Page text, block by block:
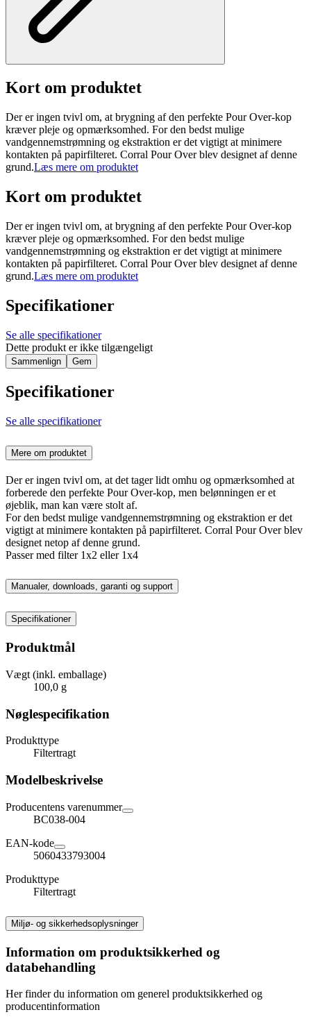
Kort om produktet
Der er ingen tvivl om, at brygning af den perfekte Pour Over-kop
kræver pleje og opmærksomhed. For den bedst mulige
vandgennemstrømning og ekstraktion er det vigtigt at minimere
kontakten på papirfilteret. Corral Pour Over blev designet af denne
grund.Læs mere om produktet
Kort om produktet
Der er ingen tvivl om, at brygning af den perfekte Pour Over-kop
kræver pleje og opmærksomhed. For den bedst mulige
vandgennemstrømning og ekstraktion er det vigtigt at minimere
kontakten på papirfilteret. Corral Pour Over blev designet af denne
grund.Læs mere om produktet
Specifikationer
Se alle specifikationer
Dette produkt er ikke tilgængeligt
Sammenlign Gem
Specifikationer
Se alle specifikationer
Mere om produktet
Der er ingen tvivl om, at det tager lidt omhu og opmærksomhed at
forberede den perfekte Pour Over-kop, men belønningen er et
øjeblik, man kan være stolt af.
For den bedst mulige vandgennemstrømning og ekstraktion er det
vigtigt at minimere kontakten på papirfilteret. Corral Pour Over blev
designet netop af denne grund.
Passer med filter 1x2 eller 1x4
Manualer, downloads, garanti og support
Specifikationer
Produktmål
Vægt (inkl. emballage)
100,0 g
Nøglespecifikation
Produkttype
Filtertragt
Modelbeskrivelse
Producentens varenummer
BC038-004
EAN-kode
5060433793004
Produkttype
Filtertragt
Miljø- og sikkerhedsoplysninger
Information om produktsikkerhed og
databehandling
Her finder du information om generel produktsikkerhed og
producentinformation